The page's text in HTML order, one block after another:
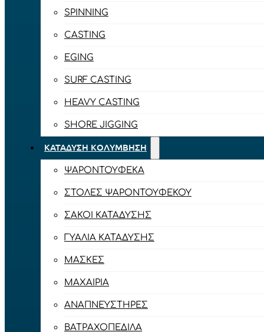
SPINNING
CASTING
EGING
SURF CASTING
HEAVY CASTING
SHORE JIGGING
ΚΑΤΆΔΥΣΗ ΚΟΛΎΜΒΗΣΗ
ΨΑΡΟΝΤΟΎΦΕΚΑ
ΣΤΟΛΈΣ ΨΑΡΟΝΤΟΎΦΕΚΟΥ
ΣΆΚΟΙ ΚΑΤΆΔΥΣΗΣ
ΓΥΑΛΙΆ ΚΑΤΆΔΥΣΗΣ
ΜΆΣΚΕΣ
ΜΑΧΑΊΡΙΑ
ΑΝΑΠΝΕΥΣΤΉΡΕΣ
ΒΑΤΡΑΧΟΠΈΔΙΛΑ